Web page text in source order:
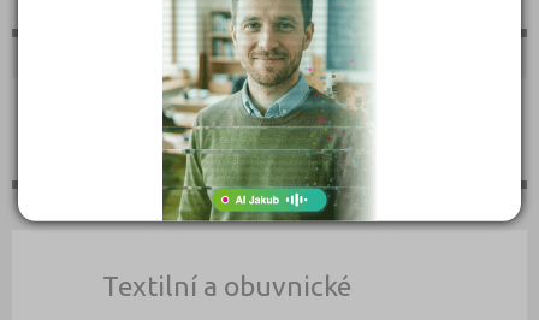
Teologické
Textilní a obuvnické